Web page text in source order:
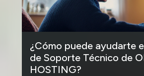
¿Cómo puede ayudarte
de Soporte Técnico de
HOSTING?